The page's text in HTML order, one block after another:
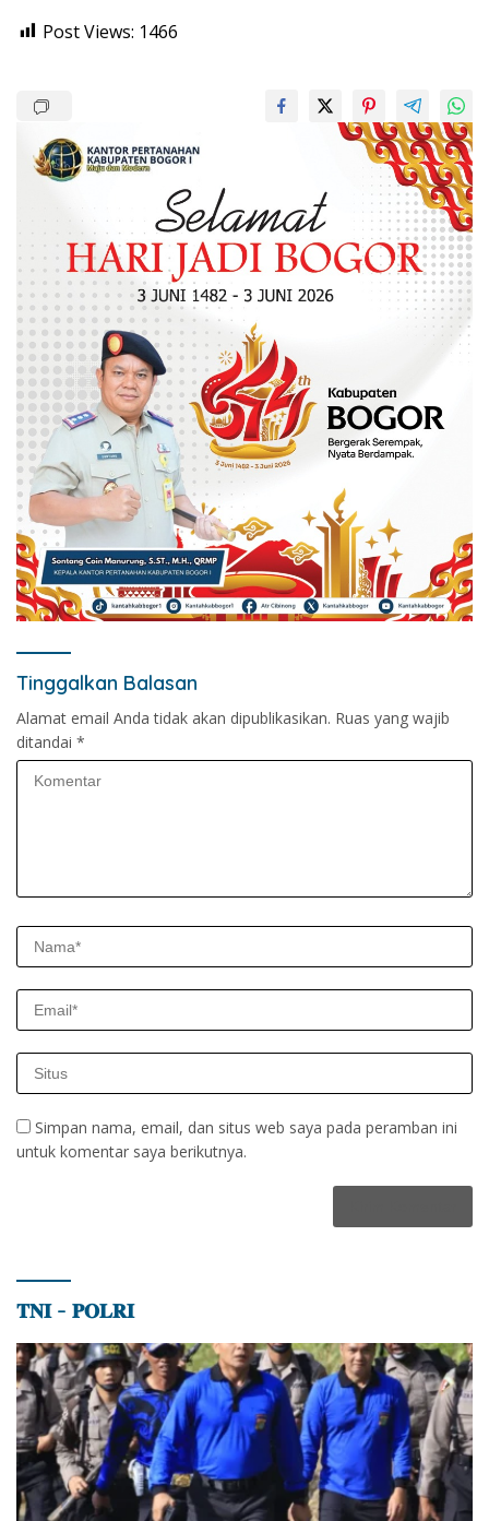
Post Views: 1466
Tinggalkan Balasan
Alamat email Anda tidak akan dipublikasikan. Ruas yang wajib
ditandai *
Simpan nama, email, dan situs web saya pada peramban ini
untuk komentar saya berikutnya.
𝐓𝐍𝐈 – 𝐏𝐎𝐋𝐑𝐈